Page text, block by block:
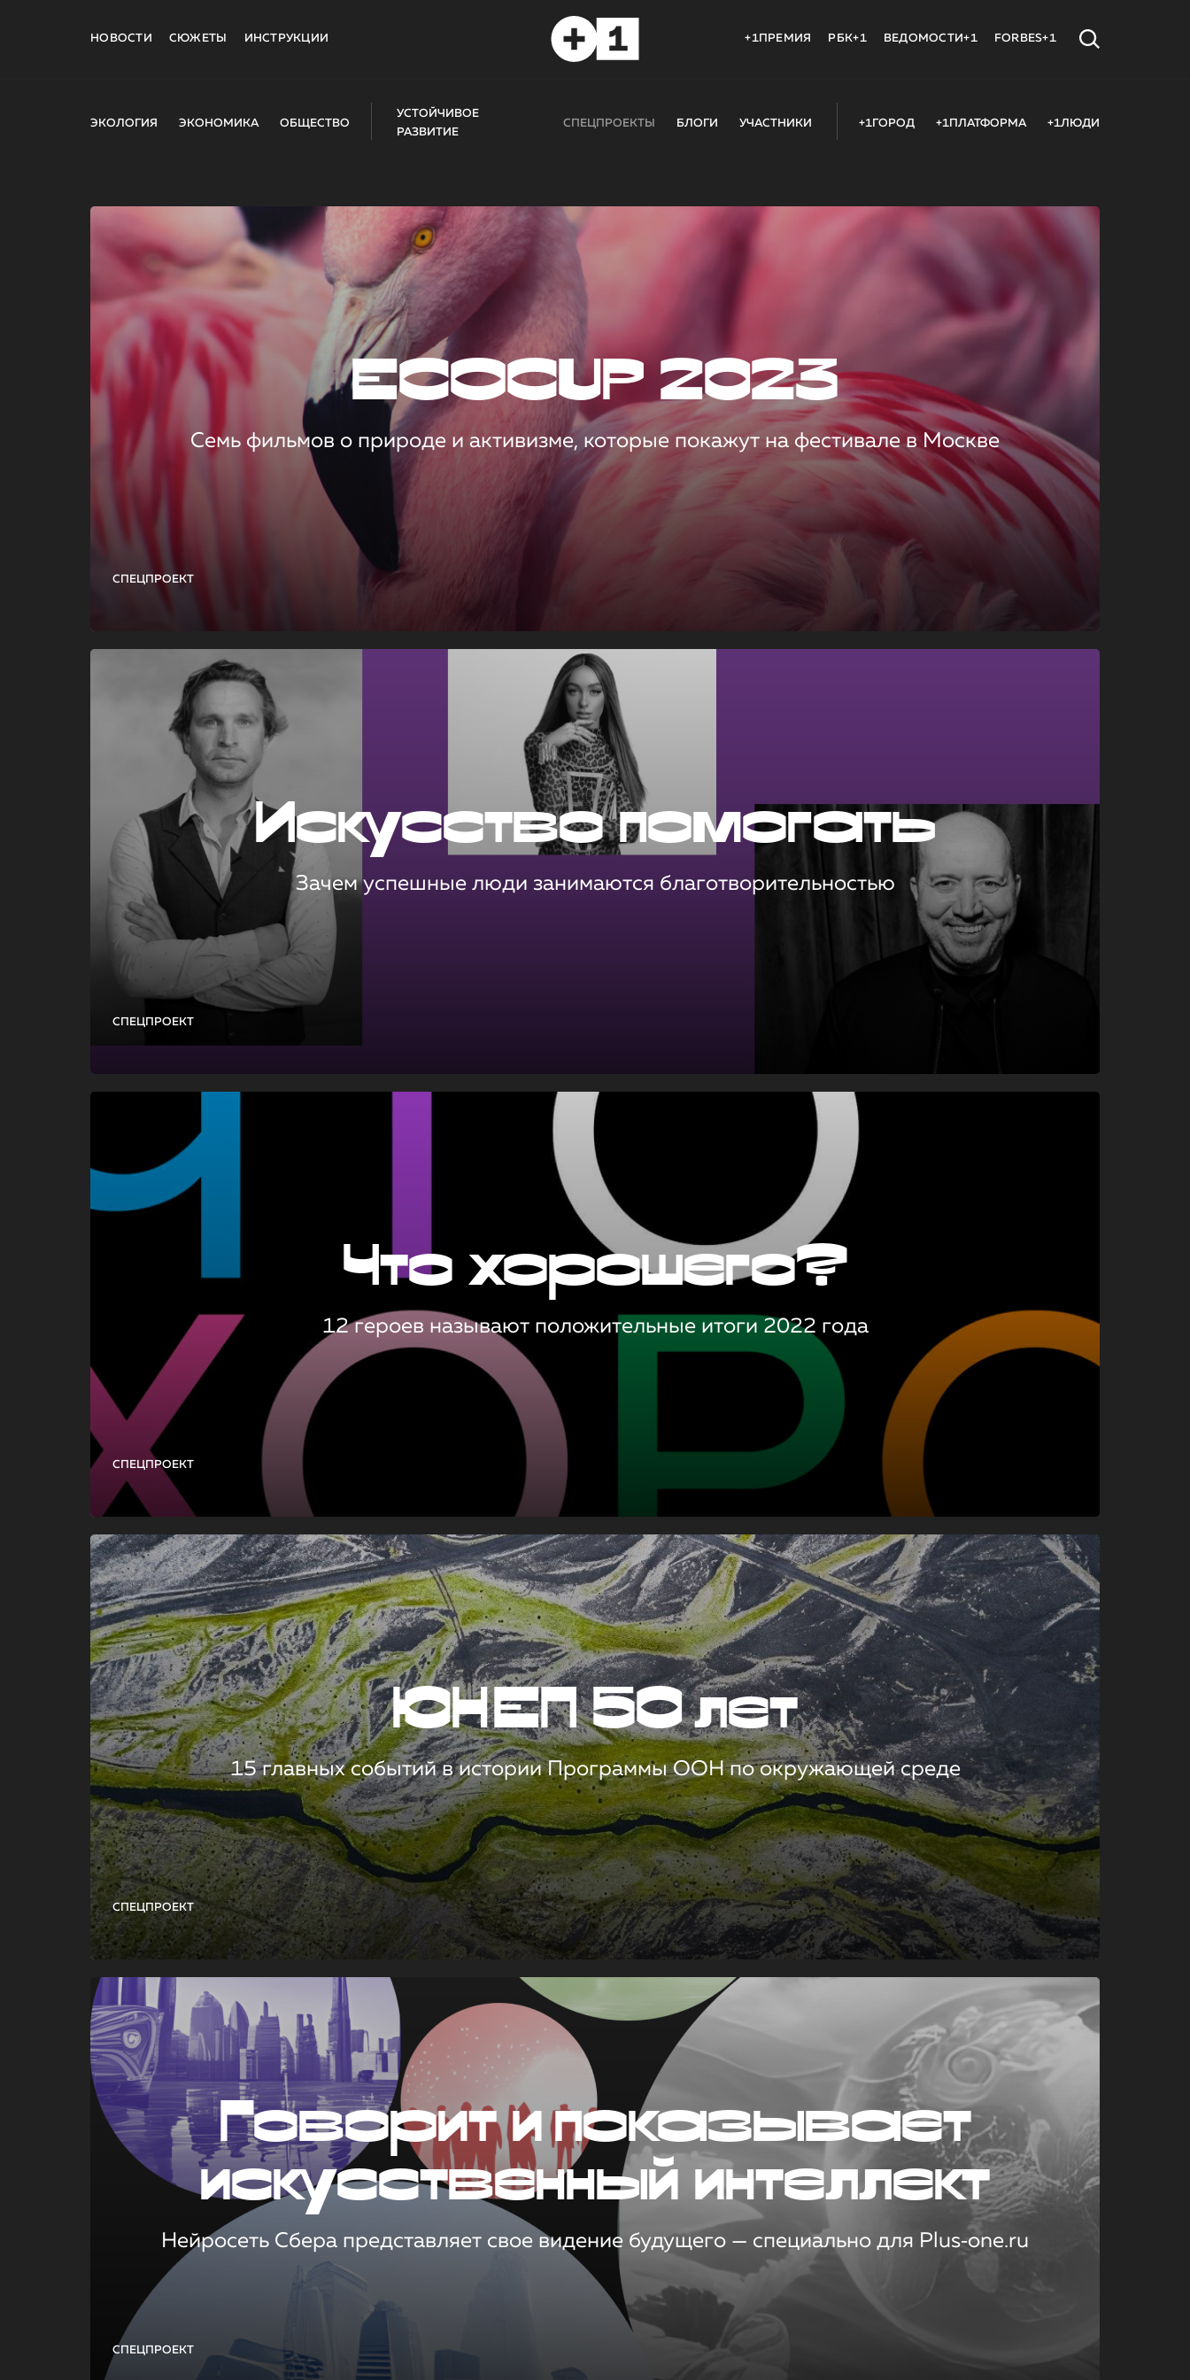
НОВОСТИ СЮЖЕТЫ ИНСТРУКЦИИ +1ПРЕМИЯ РБК+1 ВЕДОМОСТИ+1 FORBES+1
ЭКОЛОГИЯ ЭКОНОМИКА ОБЩЕСТВО
УСТОЙЧИВОЕ
РАЗВИТИЕ
СПЕЦПРОЕКТЫ БЛОГИ УЧАСТНИКИ +1ГОРОД +1ПЛАТФОРМА +1ЛЮДИ
СПЕЦПРОЕКТ
ECOCUP 2023
Семь фильмов о природе и активизме, которые покажут на фестивале в Москве
СПЕЦПРОЕКТ
Искусство помогать
Зачем успешные люди занимаются благотворительностью
СПЕЦПРОЕКТ
Что хорошего?
12 героев называют положительные итоги 2022 года
СПЕЦПРОЕКТ
ЮНЕП 50 лет
15 главных событий в истории Программы ООН по окружающей среде
СПЕЦПРОЕКТ
Говорит и показывает
искусственный интеллект
Нейросеть Сбера представляет свое видение будущего — специально для Plus‑one.ru